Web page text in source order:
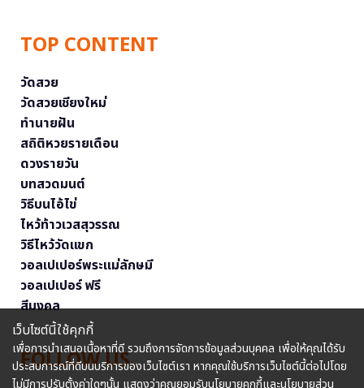
TOP CONTENT
วัดสวย
วัดสวยเชียงใหม่
ทำนายฝัน
สถิติหวยรายเดือน
ดวงรายวัน
บทสวดมนต์
วิธีบนไอ้ไข่
ไหว้ท้าวเวสสุวรรณ
วิธีไหว้วัดแขก
วอลเปเปอร์พระแม่ลักษมี
วอลเปเปอร์ ฟรี
สีมงคล
FOLLOW US
เว็บไซต์นี้ใช้คุกกี้
เพื่อการนำเสนอเนื้อหาที่ดี รวมถึงการจัดการข้อมูลส่วนบุคคล เพื่อให้คุณได้รับ
ประสบการณ์ที่ดีบนบริการของเว็บไซต์เรา หากคุณใช้บริการเว็บไซต์นี้ต่อไปโดย
ไม่มีการปรับตั้งค่าใดๆนั้น แสดงว่าคุณยอมรับนโยบายคุกกี้และนโยบายส่วน